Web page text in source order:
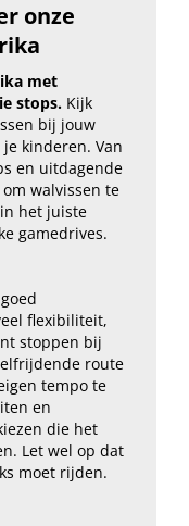
onze
met
stops. Kijk
bij jouw
kinderen. Van
en uitdagende
walvissen te
het juiste
gamedrives.
flexibiliteit,
stoppen bij
route
tempo te
en
die het
Let wel op dat
moet rijden.